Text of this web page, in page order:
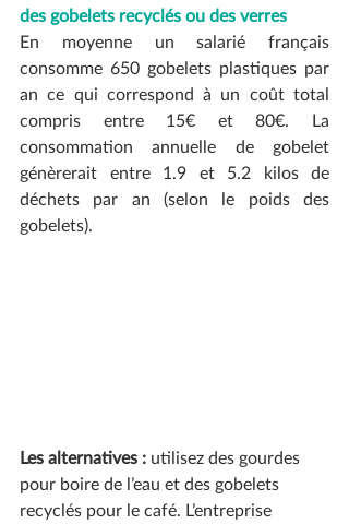
des gobelets recyclés ou des verres
En moyenne un salarié français
consomme 650 gobelets plastiques par
an ce qui correspond à un coût total
compris entre 15€ et 80€. La
consommation annuelle de gobelet
génèrerait entre 1.9 et 5.2 kilos de
déchets par an (selon le poids des
gobelets).
Les alternatives : utilisez des gourdes
pour boire de l’eau et des gobelets
recyclés pour le café. L’entreprise